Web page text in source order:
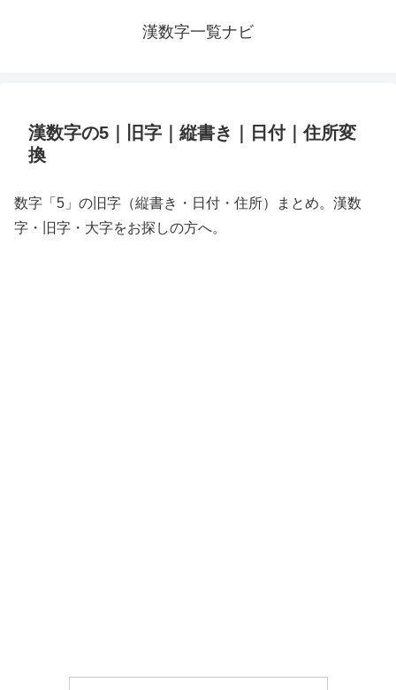
漢数字一覧ナビ
漢数字の5｜旧字｜縦書き｜日付｜住所変
換
数字「5」の旧字（縦書き・日付・住所）まとめ。漢数
字・旧字・大字をお探しの方へ。